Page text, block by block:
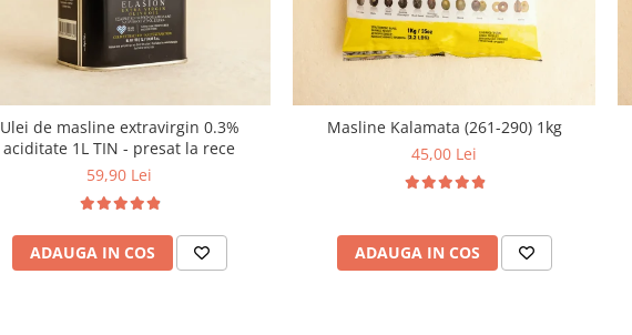
Ulei de masline extravirgin 0.3%
aciditate 1L TIN - presat la rece
59,90 Lei
ADAUGA IN COS
Masline Kalamata (261-290) 1kg
45,00 Lei
ADAUGA IN COS